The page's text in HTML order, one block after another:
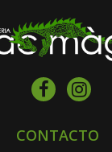
CONTACTO